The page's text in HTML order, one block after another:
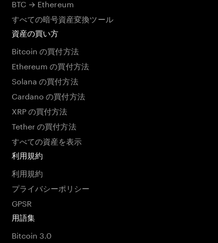
BTC → Ethereum
すべての暗号資産変換ツール
資産の買い方
Bitcoin の買付方法
Ethereum の買付方法
Solana の買付方法
Cardano の買付方法
XRP の買付方法
Tether の買付方法
すべての資産を表示
利用規約
利用規約
プライバシーポリシー
GPSR
用語集
Bitcoin 3.0